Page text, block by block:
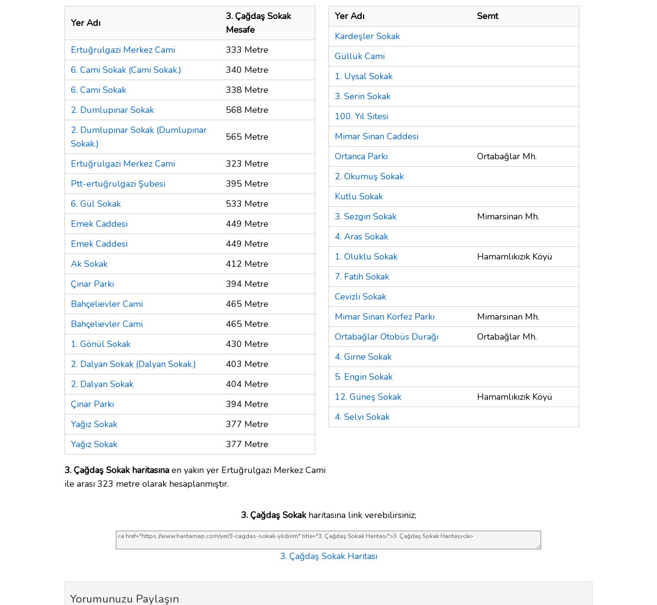
Yer Adı
3. Çağdaş Sokak
Mesafe
Ertuğrulgazi Merkez Cami
333 Metre
6. Cami Sokak (Cami Sokak.)
340 Metre
6. Cami Sokak
338 Metre
2. Dumlupınar Sokak
568 Metre
2. Dumlupınar Sokak (Dumlupınar
Sokak.)
565 Metre
Ertuğrulgazi Merkez Cami
323 Metre
Ptt-ertuğrulgazi Şubesi
395 Metre
6. Gül Sokak
533 Metre
Emek Caddesi
449 Metre
Emek Caddesi
449 Metre
Ak Sokak
412 Metre
Çınar Parkı
394 Metre
Bahçelievler Cami
465 Metre
Bahçelievler Cami
465 Metre
1. Gönül Sokak
430 Metre
2. Dalyan Sokak (Dalyan Sokak.)
403 Metre
2. Dalyan Sokak
404 Metre
Çınar Parkı
394 Metre
Yağız Sokak
377 Metre
Yağız Sokak
377 Metre
3. Çağdaş Sokak haritasına en yakın yer Ertuğrulgazi Merkez Cami
ile arası 323 metre olarak hesaplanmıştır.
Yer Adı
Semt
Kardeşler Sokak
Güllük Cami
1. Uysal Sokak
3. Serin Sokak
100. Yıl Sitesi
Mimar Sinan Caddesi
Ortanca Parkı
Ortabağlar Mh.
2. Okumuş Sokak
Kutlu Sokak
3. Sezgin Sokak
Mimarsinan Mh.
4. Aras Sokak
1. Oluklu Sokak
Hamamlıkızık Köyü
7. Fatih Sokak
Cevizli Sokak
Mimar Sinan Körfez Parkı
Mimarsinan Mh.
Ortabağlar Otobüs Durağı
Ortabağlar Mh.
4. Girne Sokak
5. Engin Sokak
12. Güneş Sokak
Hamamlıkızık Köyü
4. Selvi Sokak
3. Çağdaş Sokakharitasına link verebilirsiniz;
3. Çağdaş Sokak Haritası
Yorumunuzu Paylaşın